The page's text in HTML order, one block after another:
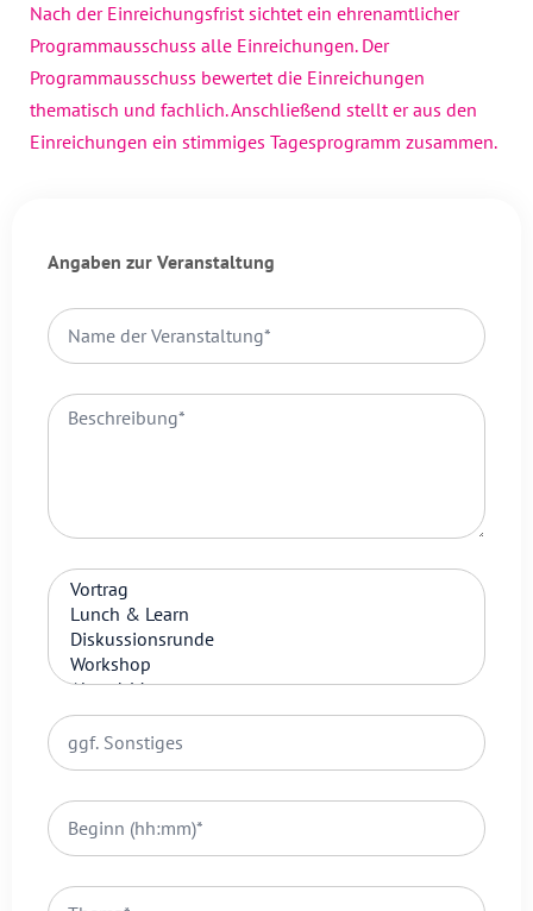
Nach der Einreichungsfrist sichtet ein ehrenamtlicher
Programmausschuss alle Einreichungen. Der
Programmausschuss bewertet die Einreichungen
thematisch und fachlich. Anschließend stellt er aus den
Einreichungen ein stimmiges Tagesprogramm zusammen.
Angaben zur Veranstaltung